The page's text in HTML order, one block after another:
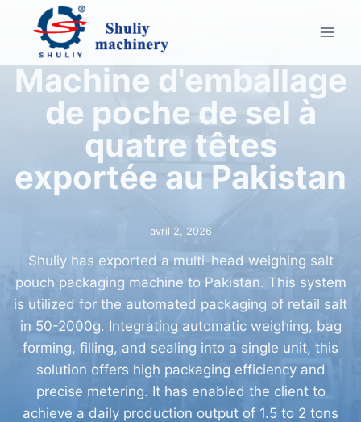
contenu
Machine d'emballage
de poche de sel à
quatre têtes
exportée au Pakistan
avril 2, 2026
Shuliy has exported a multi-head weighing salt
pouch packaging machine to Pakistan. This system
is utilized for the automated packaging of retail salt
in 50-2000g. Integrating automatic weighing, bag
forming, filling, and sealing into a single unit, this
solution offers high packaging efficiency and
precise metering. It has enabled the client to
achieve a daily production output of 1.5 to 2 tons